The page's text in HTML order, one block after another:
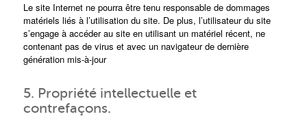
Le site Internet ne pourra être tenu responsable de dommages
matériels liés à l’utilisation du site. De plus, l’utilisateur du site
s’engage à accéder au site en utilisant un matériel récent, ne
contenant pas de virus et avec un navigateur de dernière
génération mis-à-jour
5. Propriété intellectuelle et
contrefaçons.